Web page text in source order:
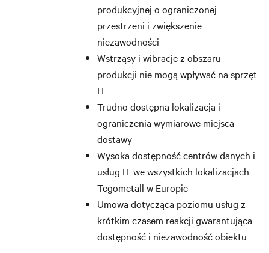
produkcyjnej o ograniczonej
przestrzeni i zwiększenie
niezawodności
Wstrząsy i wibracje z obszaru
produkcji nie mogą wpływać na sprzęt
IT
Trudno dostępna lokalizacja i
ograniczenia wymiarowe miejsca
dostawy
Wysoka dostępność centrów danych i
usług IT we wszystkich lokalizacjach
Tegometall w Europie
Umowa dotycząca poziomu usług z
krótkim czasem reakcji gwarantująca
dostępność i niezawodność obiektu